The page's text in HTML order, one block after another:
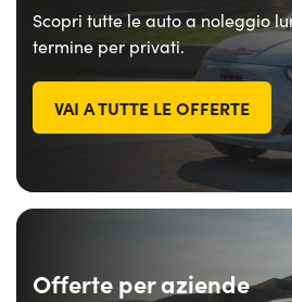
Scopri tutte le auto a noleggio
termine per privati.
VAI A TUTTE LE OFFERTE
Offerte per aziende